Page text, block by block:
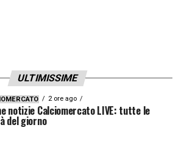
ULTIMISSIME
2 ore ago
notizie Calciomercato LIVE: tutte le
del giorno